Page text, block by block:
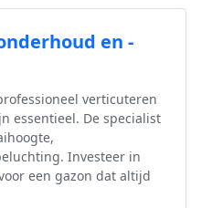
en -
verticuteren
essentieel. De specialist
Investeer in
een gazon dat altijd